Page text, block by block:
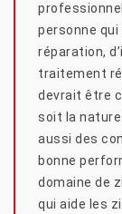
personne
réparation,
traitement
devrait être
soit la nature
aussi des
bonne
domaine de
qui aide les